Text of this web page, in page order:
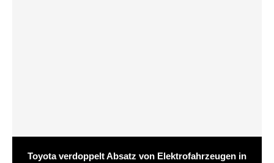
Toyota verdoppelt Absatz von Elektrofahrzeugen in